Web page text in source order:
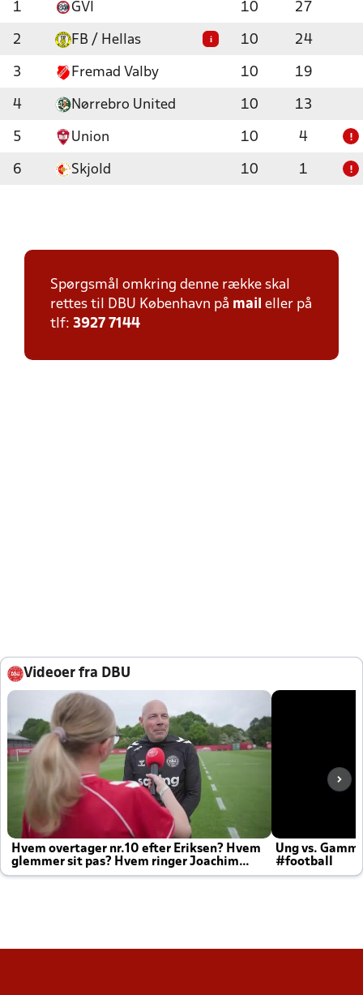
1 GVI 10 27
2 FB / Hellas i 10 24
3 Fremad Valby 10 19
4 Nørrebro United 10 13
5 Union 10 4 !
6 Skjold 10 1 !
Spørgsmål omkring denne række skal
rettes til DBU København på mail eller på
tlf: 3927 7144
Videoer fra DBU
Hvem overtager nr.10 efter Eriksen? Hvem
glemmer sit pas? Hvem ringer Joachim
altid til efter kampe?
Ung vs.
#football